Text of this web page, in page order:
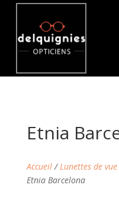
Etnia
Accueil/Lunettes de
Etnia Barcelona